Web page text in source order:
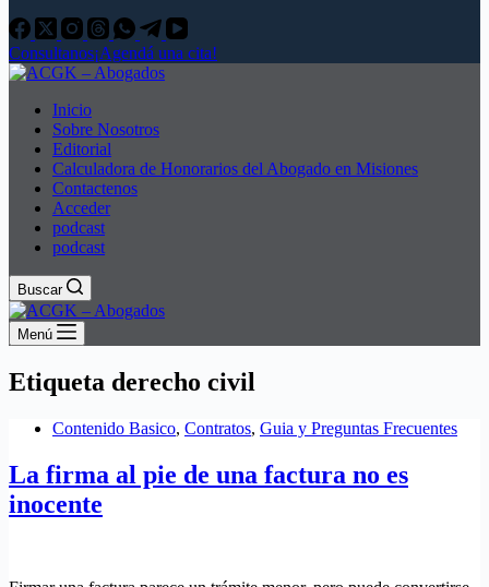
Consultanos¡Agendá una cita!
Inicio
Sobre Nosotros
Editorial
Calculadora de Honorarios del Abogado en Misiones
Contactenos
Acceder
podcast
podcast
Buscar
Menú
Etiqueta derecho civil
Contenido Basico, Contratos, Guia y Preguntas Frecuentes
La firma al pie de una factura no es
inocente